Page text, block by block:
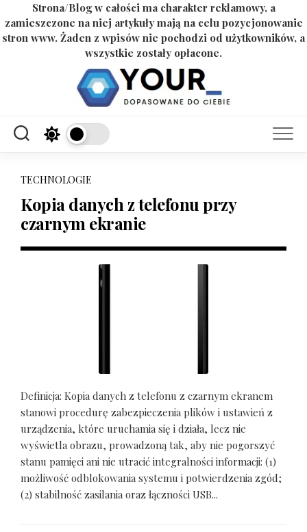
Strona/Blog w całości ma charakter reklamowy, a
zamieszczone na niej artykuły mają na celu pozycjonowanie
stron www. Żaden z wpisów nie pochodzi od użytkowników, a
wszystkie zostały opłacone.
TECHNOLOGIE
Kopia danych z telefonu przy
czarnym ekranie
Definicja: Kopia danych z telefonu z czarnym ekranem
stanowi procedurę zabezpieczenia plików i ustawień z
urządzenia, które uruchamia się i działa, lecz nie
wyświetla obrazu, prowadzoną tak, aby nie pogorszyć
stanu pamięci ani nie utracić integralności informacji: (1)
możliwość odblokowania systemu i potwierdzenia zgód;
(2) stabilność zasilania oraz łączności USB...